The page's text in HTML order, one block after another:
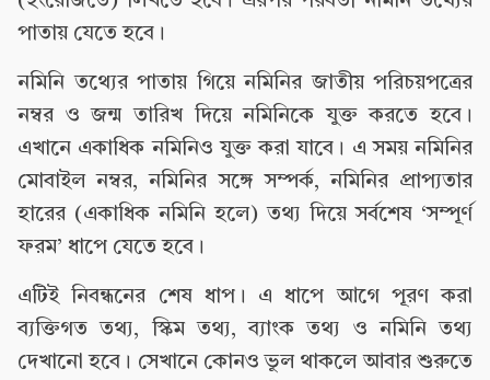
পাতায় যেতে হবে।
নমিনি তথ্যের পাতায় গিয়ে নমিনির জাতীয় পরিচয়পত্রের
নম্বর ও জন্ম তারিখ দিয়ে নমিনিকে যুক্ত করতে হবে।
এখানে একাধিক নমিনিও যুক্ত করা যাবে। এ সময় নমিনির
মোবাইল নম্বর, নমিনির সঙ্গে সম্পর্ক, নমিনির প্রাপ্যতার
হারের (একাধিক নমিনি হলে) তথ্য দিয়ে সর্বশেষ ‘সম্পূর্ণ
ফরম’ ধাপে যেতে হবে।
এটিই নিবন্ধনের শেষ ধাপ। এ ধাপে আগে পূরণ করা
ব্যক্তিগত তথ্য, স্কিম তথ্য, ব্যাংক তথ্য ও নমিনি তথ্য
দেখানো হবে। সেখানে কোনও ভুল থাকলে আবার শুরুতে